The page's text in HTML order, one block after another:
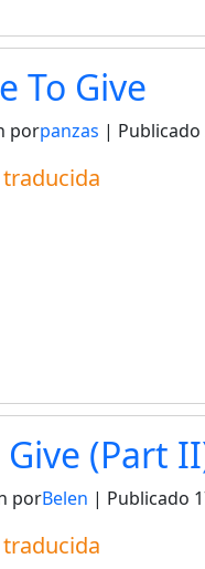
To Give
porpanzas | Publicado
(Part
porBelen | Publicado